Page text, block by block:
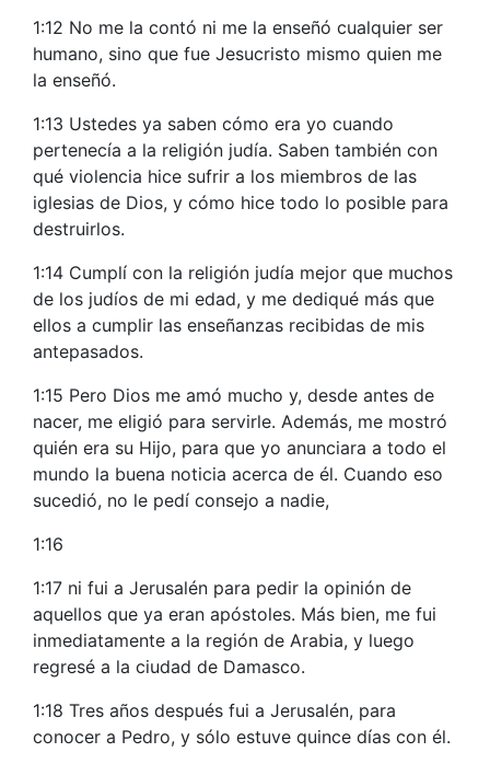
1:12 No me la contó ni me la enseñó cualquier ser
humano, sino que fue Jesucristo mismo quien me
la enseñó.
1:13 Ustedes ya saben cómo era yo cuando
pertenecía a la religión judía. Saben también con
qué violencia hice sufrir a los miembros de las
iglesias de Dios, y cómo hice todo lo posible para
destruirlos.
1:14 Cumplí con la religión judía mejor que muchos
de los judíos de mi edad, y me dediqué más que
ellos a cumplir las enseñanzas recibidas de mis
antepasados.
1:15 Pero Dios me amó mucho y, desde antes de
nacer, me eligió para servirle. Además, me mostró
quién era su Hijo, para que yo anunciara a todo el
mundo la buena noticia acerca de él. Cuando eso
sucedió, no le pedí consejo a nadie,
1:16
1:17 ni fui a Jerusalén para pedir la opinión de
aquellos que ya eran apóstoles. Más bien, me fui
inmediatamente a la región de Arabia, y luego
regresé a la ciudad de Damasco.
1:18 Tres años después fui a Jerusalén, para
conocer a Pedro, y sólo estuve quince días con él.